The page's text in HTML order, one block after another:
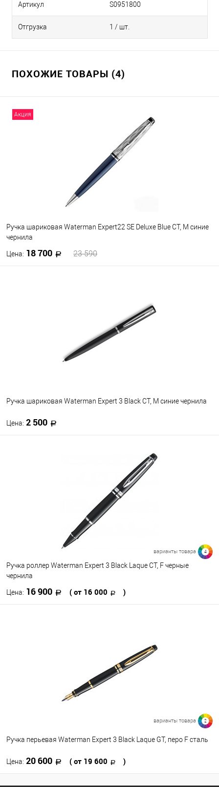
Артикул S0951800
Отгрузка 1 / шт.
ПОХОЖИЕ ТОВАРЫ (4)
Акция
Ручка шариковая Waterman Expert22 SE Deluxe Blue CT, M синие
чернила
Цена: 18 700 23 590
В наличии
Ручка шариковая Waterman Expert 3 Black CT, M синие чернила
Цена: 2 500
В наличии
варианты товара 4
Ручка роллер Waterman Expert 3 Black Laque CT, F черные
чернила
Цена: 16 900 ( от 16 000 )
В наличии
варианты товара 2
Ручка перьевая Waterman Expert 3 Black Laque GT, перо F сталь
Цена: 20 600 ( от 19 600 )